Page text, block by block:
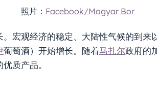
照片： Facebook/Magyar Bor
宏观经济的稳定、大陆性气候的到来
葡萄酒）开始增长。随着马扎尔政府的
质产品。